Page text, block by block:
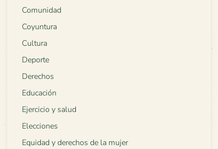
Comunidad
Coyuntura
Cultura
Deporte
Derechos
Educación
Ejercicio y salud
Elecciones
Equidad y derechos de la mujer